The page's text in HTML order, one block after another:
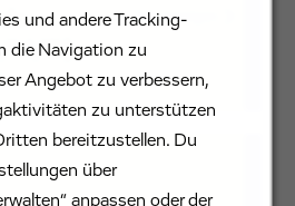
und andere Tracking-
die Navigation zu
Angebot zu verbessern,
zu unterstützen
bereitzustellen. Du
über
anpassen oder der
M/D)
Job anzeigen